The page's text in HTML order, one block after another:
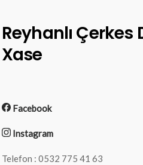
Reyhanlı Çerkes
Xase
Facebook
Instagram
Telefon : 0532 775 41 63